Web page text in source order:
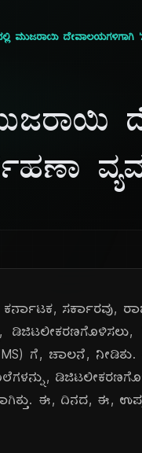
ಮುಜರಾಯಿ
ಕರ್ನಾಟಕ, ಸರ್ಕಾರವು,
ಗೆ, ಚಾಲನೆ,
ಈ, ದಿನದ, ಈ,